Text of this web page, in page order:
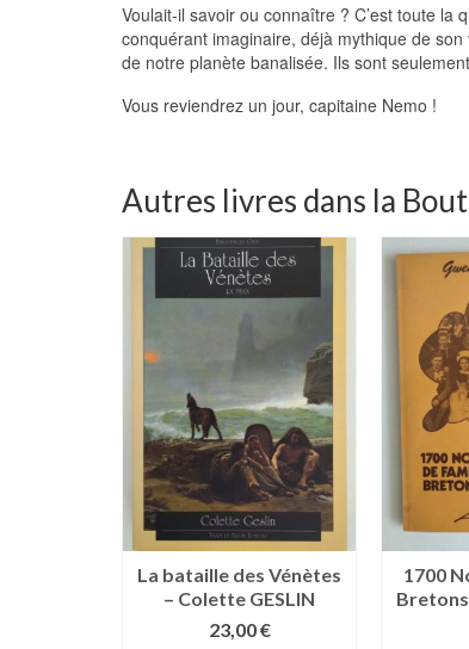
Voulait-il savoir ou connaître ? C’est toute la
conquérant imaginaire, déjà mythique de
de notre planète banalisée. Ils sont
Vous reviendrez un jour, capitaine Nemo !
Autres livres dans la
La bataille des Vénètes
– Colette GESLIN
23,00€
1700
Bretons